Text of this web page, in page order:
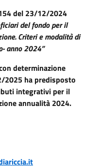
del 23/12/2024
del fondo per il
Criteri e modalità di
anno 2024”
determinazione
2025 ha predisposto
integrativi per il
annualità 2024.